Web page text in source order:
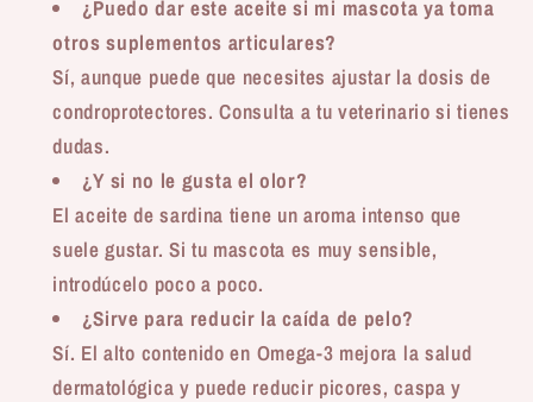
¿Puedo dar este aceite si mi mascota ya toma
otros suplementos articulares?
Sí, aunque puede que necesites ajustar la dosis de
condroprotectores. Consulta a tu veterinario si tienes
dudas.
¿Y si no le gusta el olor?
El aceite de sardina tiene un aroma intenso que
suele gustar. Si tu mascota es muy sensible,
introdúcelo poco a poco.
¿Sirve para reducir la caída de pelo?
Sí. El alto contenido en Omega-3 mejora la salud
dermatológica y puede reducir picores, caspa y